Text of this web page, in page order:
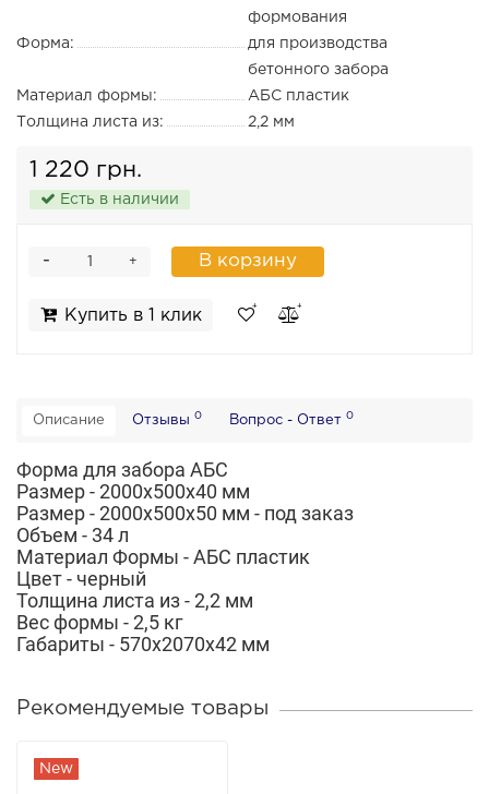
формования
Форма:
для производства
бетонного забора
Материал формы:
АБС пластик
Толщина листа из:
2,2 мм
1 220 грн.
Есть в наличии
+
- В корзину
Купить в 1 клик
Описание Отзывы 0 Вопрос - Ответ 0
Форма для забора АБС
Размер - 2000х500х40 мм
Размер - 2000х500х50 мм - под заказ
Объем - 34 л
Материал Формы - АБС пластик
Цвет - черный
Толщина листа из - 2,2 мм
Вес формы - 2,5 кг
Габариты - 570х2070х42 мм
Рекомендуемые товары
New